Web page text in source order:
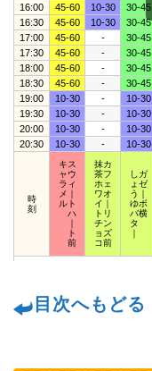
16:00
45-60 10-30 30-45
16:30
45-60 10-30 30-45
17:00
45-60 - 30-45
17:30
45-60 - 30-45
18:00
45-60 - 30-45
18:30
45-60 - 30-45
19:00
10-30 - 10-30
19:30
10-30 - 10-30
20:00
10-30 - 10-30
20:30
10-30 - 10-30
時
刻
キス
ャウ
ラィ
メ｜
ルト
ハ
｜
ト
前
抹カ
茶フ
ホェ
ワオ
イ｜
トリ
チン
ョズ
コ前
しガ
ょゼ
う｜
ゆボ
バ横
タ
｜
目次へもどる